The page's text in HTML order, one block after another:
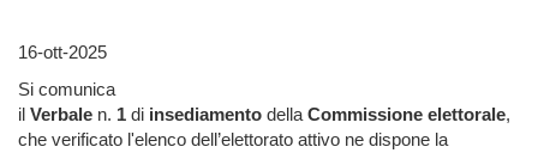
16-ott-2025
Si comunica
il Verbale n. 1 di insediamento dellaCommissione elettorale,
che verificato l'elenco dell’elettorato attivo ne dispone la